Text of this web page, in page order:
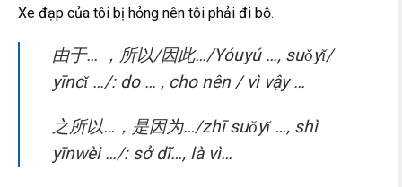
Xe đạp của tôi bị hỏng nên tôi phải đi bộ.
由于… ，所以/因此…/Yóuyú …, suǒyǐ/
yīncǐ …/: do … , cho nên / vì vậy …
之所以…，是因为…/zhī suǒyǐ …, shì
yīnwèi …/: sở dĩ…, là vì…